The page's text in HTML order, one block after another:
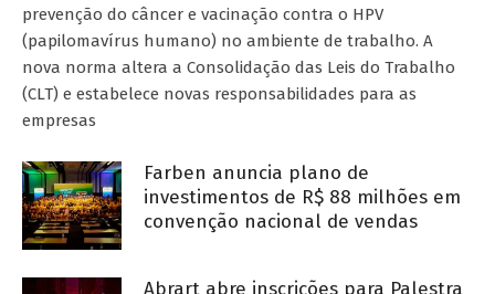
prevenção do câncer e vacinação contra o HPV
(papilomavírus humano) no ambiente de trabalho. A
nova norma altera a Consolidação das Leis do Trabalho
(CLT) e estabelece novas responsabilidades para as
empresas
Farben anuncia plano de
investimentos de R$ 88 milhões em
convenção nacional de vendas